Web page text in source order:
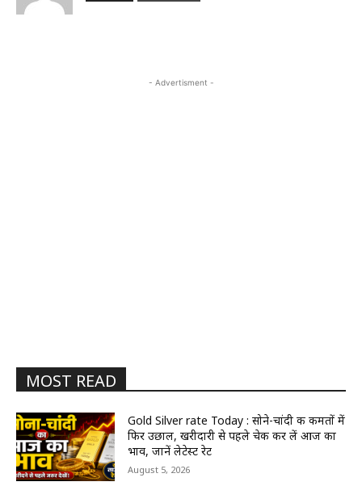
- Advertisment -
MOST READ
Gold Silver rate Today : सोने-चांदी की कीमतों में
फिर उछाल, खरीदारी से पहले चेक कर लें आज का
भाव, जानें लेटेस्ट रेट
August 5, 2026